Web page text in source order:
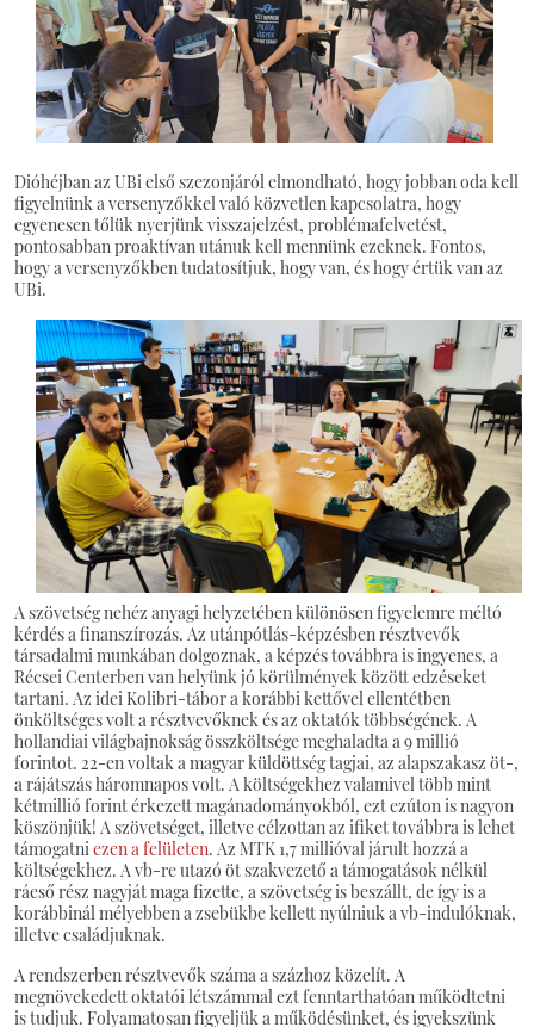
Dióhéjban az UBi első szezonjáról elmondható, hogy jobban oda kell
figyelnünk a versenyzőkkel való közvetlen kapcsolatra, hogy
egyenesen tőlük nyerjünk visszajelzést, problémafelvetést,
pontosabban proaktívan utánuk kell mennünk ezeknek. Fontos,
hogy a versenyzőkben tudatosítjuk, hogy van, és hogy értük van az
UBi.
A szövetség nehéz anyagi helyzetében különösen figyelemre méltó
kérdés a finanszírozás. Az utánpótlás-képzésben résztvevők
társadalmi munkában dolgoznak, a képzés továbbra is ingyenes, a
Récsei Centerben van helyünk jó körülmények között edzéseket
tartani. Az idei Kolibri-tábor a korábbi kettővel ellentétben
önköltséges volt a résztvevőknek és az oktatók többségének. A
hollandiai világbajnokság összköltsége meghaladta a 9 millió
forintot. 22-en voltak a magyar küldöttség tagjai, az alapszakasz öt-,
a rájátszás háromnapos volt. A költségekhez valamivel több mint
kétmillió forint érkezett magánadományokból, ezt ezúton is nagyon
köszönjük! A szövetséget, illetve célzottan az ifiket továbbra is lehet
támogatniezen a felületen. Az MTK 1,7 millióval járult hozzá a
költségekhez. A vb-re utazó öt szakvezető a támogatások nélkül
ráeső rész nagyját maga fizette, a szövetség is beszállt, de így is a
korábbinál mélyebben a zsebükbe kellett nyúlniuk a vb-indulóknak,
illetve családjuknak.
A rendszerben résztvevők száma a százhoz közelít. A
megnövekedett oktatói létszámmal ezt fenntarthatóan működtetni
is tudjuk. Folyamatosan figyeljük a működésünket, és igyekszünk